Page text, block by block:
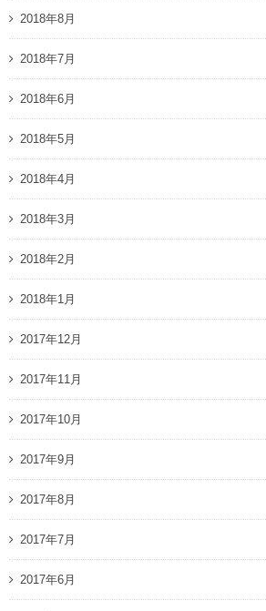
2018年8月
2018年7月
2018年6月
2018年5月
2018年4月
2018年3月
2018年2月
2018年1月
2017年12月
2017年11月
2017年10月
2017年9月
2017年8月
2017年7月
2017年6月